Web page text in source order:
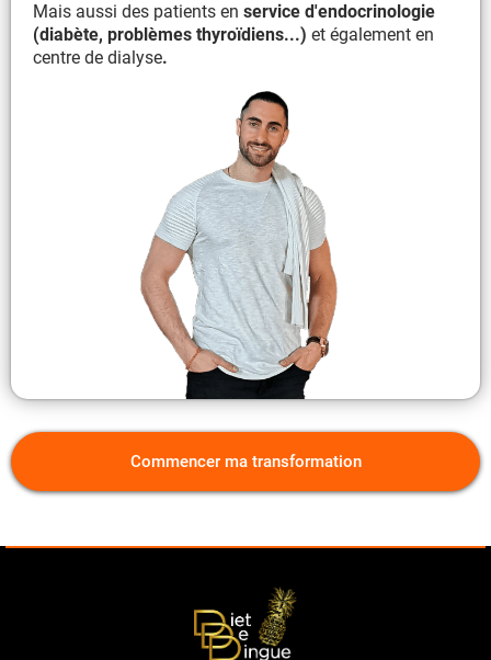
Mais aussi des patients en service d'endocrinologie
(diabète, problèmes thyroïdiens...) et également en
centre de dialyse.
Commencer ma transformation